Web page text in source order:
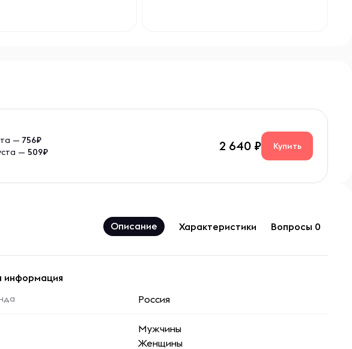
—756₽
—509₽ 2 640 Купить
Описание Характеристики Вопросы 0
информация
Россия
Мужчины
Женщины